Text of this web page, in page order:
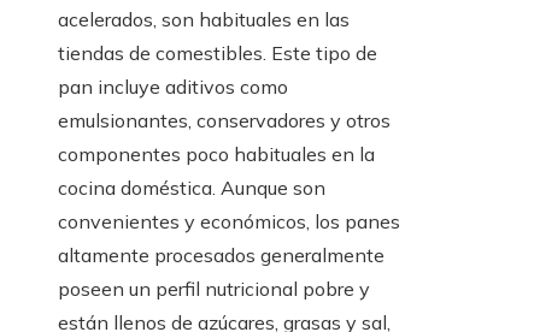
acelerados, son habituales en las
tiendas de comestibles. Este tipo de
pan incluye aditivos como
emulsionantes, conservadores y otros
componentes poco habituales en la
cocina doméstica. Aunque son
convenientes y económicos, los panes
altamente procesados generalmente
poseen un perfil nutricional pobre y
están llenos de azúcares, grasas y sal,